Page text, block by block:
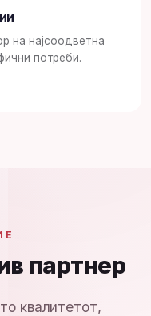
на најсоодветна
потреби.
партнер
квалитетот,